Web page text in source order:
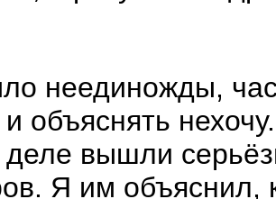
неединожды,
объяснять
вышли
Я им объяснил,